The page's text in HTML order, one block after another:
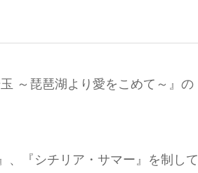
～琵琶湖より愛をこめて～』の
、『シチリア・サマー』を制して